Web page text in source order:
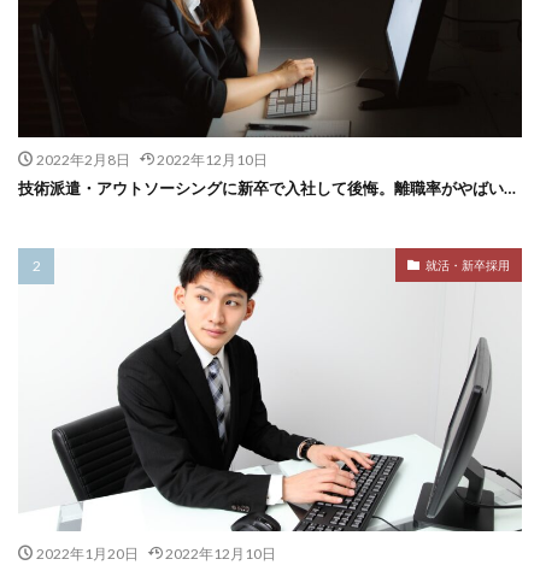
2022年2月8日 2022年12月10日
技術派遣・アウトソーシングに新卒で入社して後悔。離職率がやばい…
就活・新卒採用
2022年1月20日 2022年12月10日